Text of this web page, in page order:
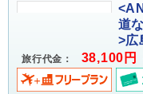
道
>広
旅行代金： 38,100円